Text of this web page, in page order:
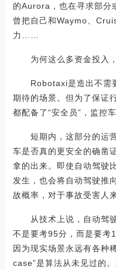
的Aurora，也在寻求部分
曾把自己和Waymo、
力……
为何这么多资金投入，
Robotaxi是造出不需要
期待的场景。但为了保证
都配备了“安全员”，监控
短期内，这部分的运营
车是否真的更安全的确凿
拿的出来。即使自动驾驶
发生，也会将自动驾驶推
故概率，对于事故受害人
从技术上说，自动驾驶
不是要考95分，而是要考
因为现实场景永远有各种
case”是算法从未见过的